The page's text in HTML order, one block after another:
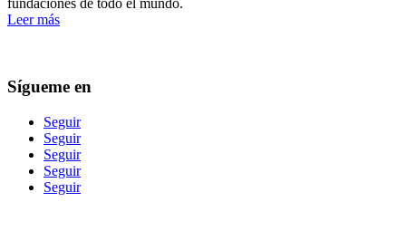
Leer más
Sígueme en
Seguir
Seguir
Seguir
Seguir
Seguir